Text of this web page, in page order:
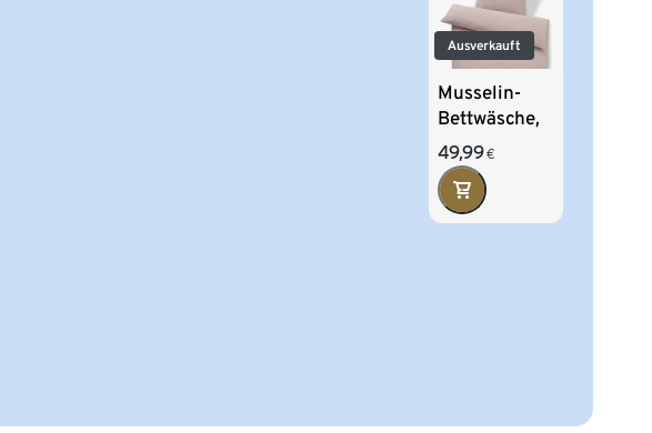
Ausverkauft
Musselin-
Bettwäsche,
rosé,
Normalgröße
49,99€